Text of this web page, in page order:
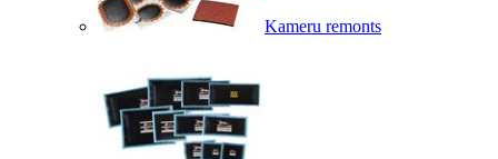
Kameru remonts